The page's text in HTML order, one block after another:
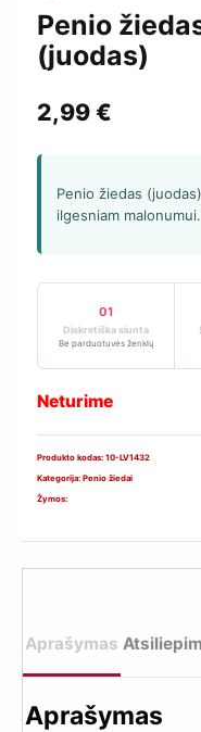
Penio
(juodas)
2,99€
Penio žiedas
ilgesniam
01
Diskretiška siunta
Be parduotuvės ženklų
Neturime
Produkto kodas: 10-LV1432
Kategorija: Penio žiedai
Žymos:
Aprašymas
Aprašymas